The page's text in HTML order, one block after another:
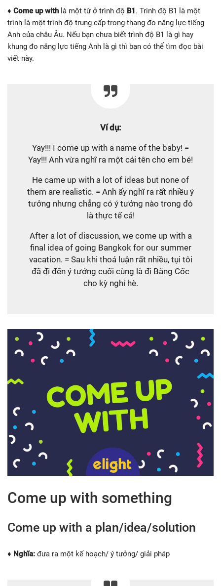
♦ Come up with là một từ ở trình độ B1 . Trinh độ B1 là một
trình là một trình độ trung cấp trong thang đo năng lực tiếng
Anh của châu Âu. Nếu bạn chưa biết trình độ B1 là gì hay
khung đo năng lực tiếng Anh là gì thì bạn có thể tìm đọc bài
viết này.
Ví dụ:
Yay!!! I come up with a name of the baby! =
Yay!!! Anh vừa nghĩ ra một cái tên cho em bé!
He came up with a lot of ideas but none of
them are realistic. = Anh ấy nghĩ ra rất nhiều ý
tưởng nhưng chẳng có ý tưởng nào trong đó
là thực tế cả!
After a lot of discussion, we come up with a
final idea of going Bangkok for our summer
vacation. = Sau khi thoả luận rất nhiều, tụi tôi
đã đi đến ý tưởng cuối cùng là đi Băng Cốc
cho kỳ nghỉ hè.
Come up with something
Come up with a plan/idea/solution
♦ Nghĩa: đưa ra một kế hoạch/ ý tưởng/ giải pháp